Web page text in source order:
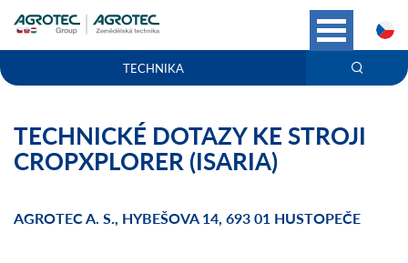
TECHNIKA
TECHNICKÉ DOTAZY KE STROJI
CROPXPLORER (ISARIA)
AGROTEC A. S., HYBEŠOVA 14, 693 01 HUSTOPEČE